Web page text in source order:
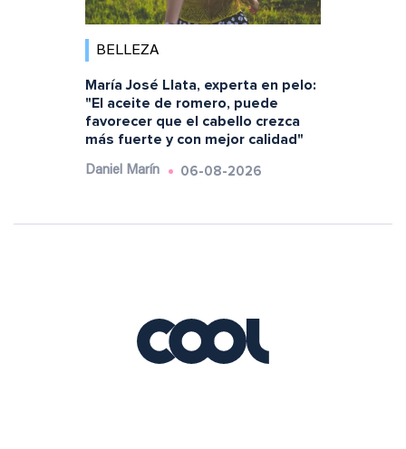
BELLEZA
María José Llata, experta en pelo:
"El aceite de romero, puede
favorecer que el cabello crezca
más fuerte y con mejor calidad"
Daniel Marín 06-08-2026